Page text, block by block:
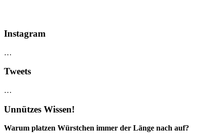
Instagram
…
Tweets
…
Unnützes Wissen!
Warum platzen Würstchen immer der Länge nach auf?